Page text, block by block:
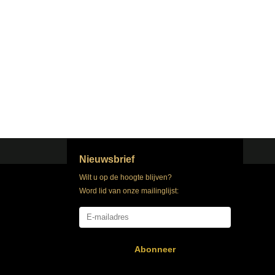
Nieuwsbrief
Wilt u op de hoogte blijven?
Word lid van onze mailinglijst:
Abonneer